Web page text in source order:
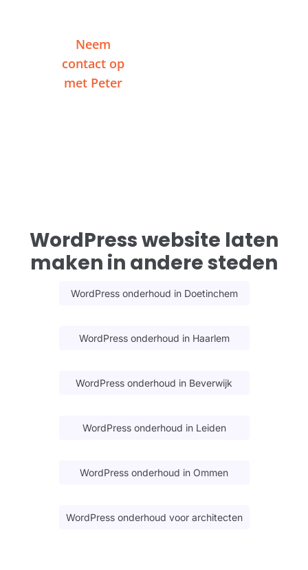
Neem
contact op
met Peter
WordPress website laten
maken in andere steden
WordPress onderhoud in Doetinchem
WordPress onderhoud in Haarlem
WordPress onderhoud in Beverwijk
WordPress onderhoud in Leiden
WordPress onderhoud in Ommen
WordPress onderhoud voor architecten